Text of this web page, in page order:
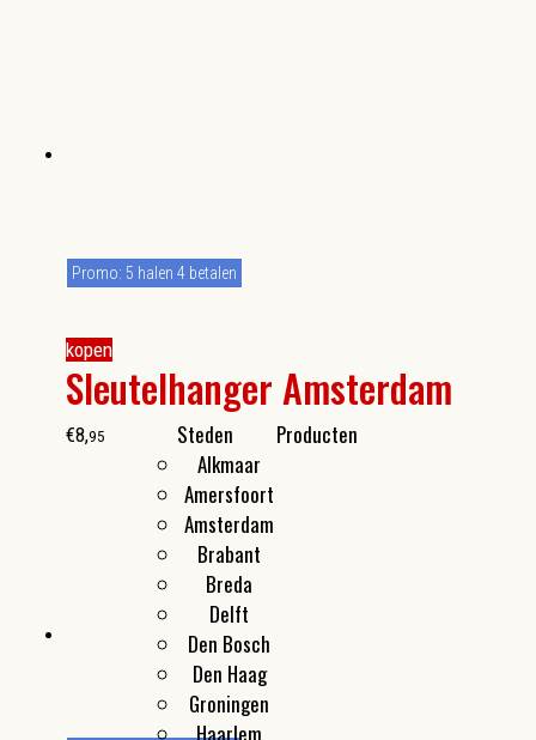
Kleine cadeautjes
Flesopeners
Make-up spiegeltjes
Steden
Alkmaar
Amersfoort
Amsterdam
Brabant
Breda
Delft
Den Bosch
Den Haag
Groningen
Haarlem
Producten
kopen
Sleutelhanger Amsterdam
Promo: 5 halen 4 betalen
€8,95